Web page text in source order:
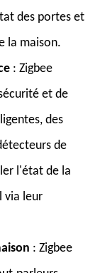
des portes et
la maison.
: Zigbee
et de
des
de
l'état de la
via leur
: Zigbee